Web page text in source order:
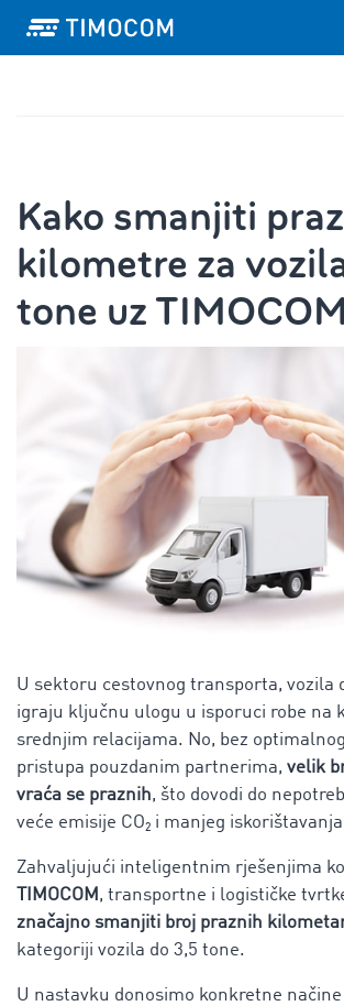
Kako smanjiti
kilometre za
tone uz TIMOCOM
U sektoru cestovnog transporta, vozila
igraju ključnu ulogu u isporuci robe na
srednjim relacijama. No, bez
pristupa pouzdanim partnerima, velik
vraća se praznih, što dovodi do
veće emisije CO₂ i manjeg
Zahvaljujući inteligentnim rješenjima
TIMOCOM , transportne i logističke
značajno smanjiti broj praznih
kategoriji vozila do 3,5 tone.
U nastavku donosimo konkretne načine